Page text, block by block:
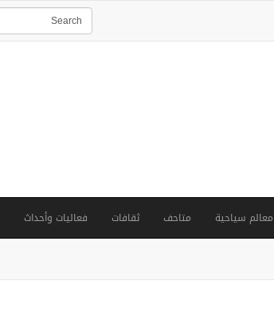
معالم سياحية متاحف ثقافات فعاليات وأحداث